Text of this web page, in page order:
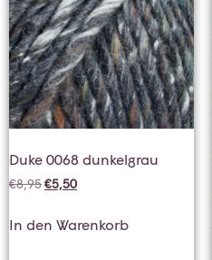
Duke 0068 dunkelgrau
€8,95€5,50
In den Warenkorb